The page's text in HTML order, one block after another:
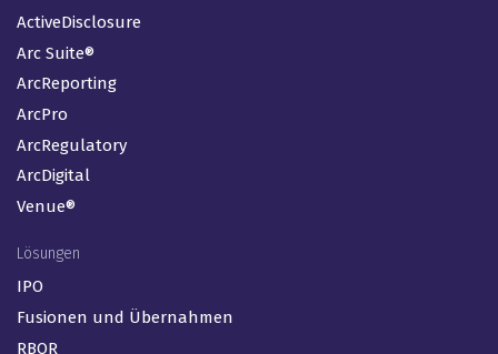
ActiveDisclosure
Arc Suite®
ArcReporting
ArcPro
ArcRegulatory
ArcDigital
Venue®
Lösungen
IPO
Fusionen und Übernahmen
RBOR